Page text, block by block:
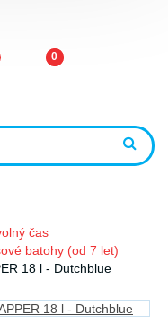
0
čas
batohy (od 7 let)
18 l - Dutchblue